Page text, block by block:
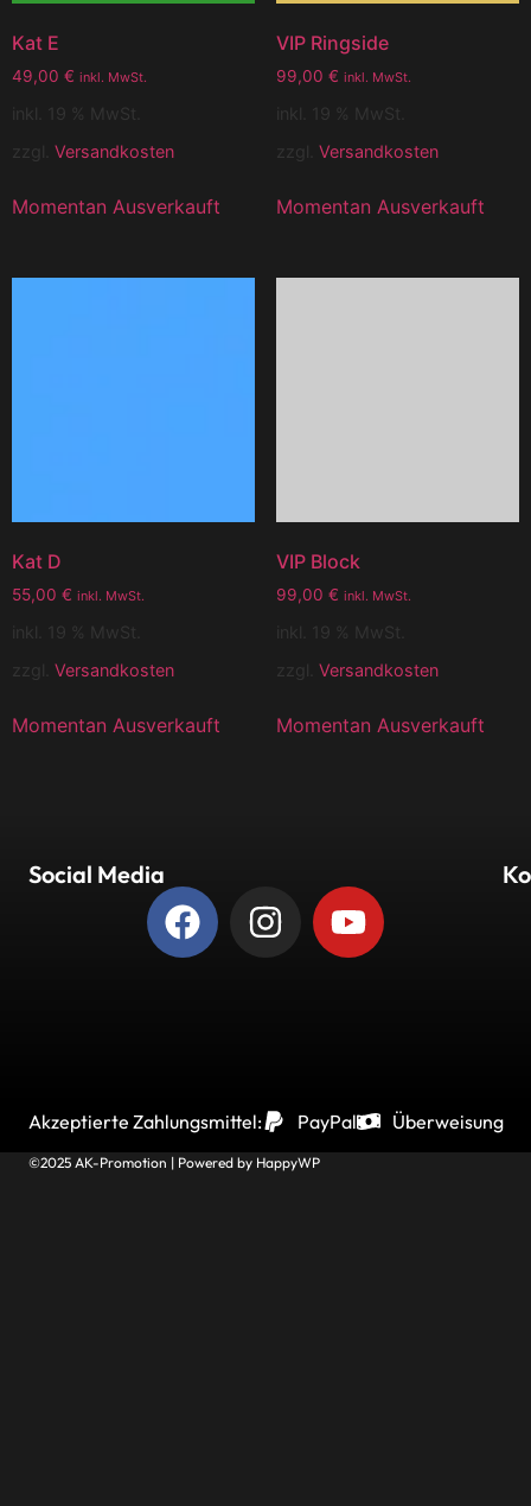
Kat E
49,00 € inkl. MwSt.
inkl. 19 % MwSt.
zzgl. Versandkosten
Momentan Ausverkauft
VIP Ringside
99,00 € inkl. MwSt.
inkl. 19 % MwSt.
zzgl. Versandkosten
Momentan Ausverkauft
Kat D
55,00 € inkl. MwSt.
inkl. 19 % MwSt.
zzgl. Versandkosten
Momentan Ausverkauft
VIP Block
99,00 € inkl. MwSt.
inkl. 19 % MwSt.
zzgl. Versandkosten
Momentan Ausverkauft
Social Media
Akzeptierte Zahlungsmittel: PayPal Überweisung
©2025 AK-Promotion | Powered by HappyWP